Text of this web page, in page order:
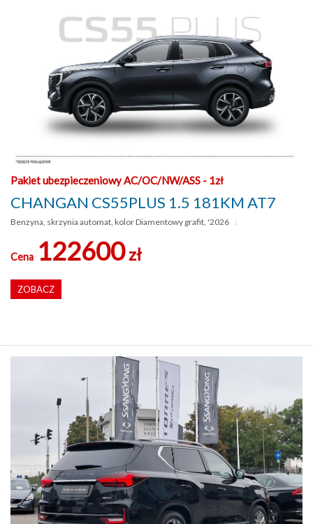
Pakiet ubezpieczeniowy AC/OC/NW/ASS - 1zł
CHANGAN CS55PLUS 1.5 181KM AT7
Benzyna, skrzynia automat, kolor Diamentowy grafit, '2026
Cena 122600zł
ZOBACZ